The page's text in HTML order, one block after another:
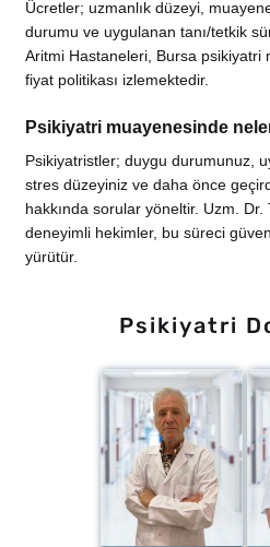
Ücretler; uzmanlık düzeyi,
durumu ve uygulanan tanı/tetkik
Aritmi Hastaneleri, Bursa psikiyatri
fiyat politikası izlemektedir.
Psikiyatri muayenesinde
Psikiyatristler; duygu durumunuz,
stres düzeyiniz ve daha önce
hakkında sorular yöneltir. Uzm.
deneyimli hekimler, bu süreci
yürütür.
Psikiyatri